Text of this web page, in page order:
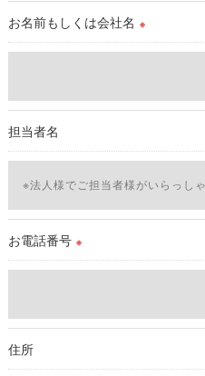
取得した個人情報を第三者に提
外部に委託する場合があります
これらの委託先に対しては個人
適切な監督を行います。
＜個人情報の安全管理＞
当社では、個人情報の漏洩等
理対策を実施します。
をご提供できない場合がござ
＜個人情報の開示･訂正・削除
お名前もしくは会社名 ※
担当者名
お電話番号 ※
住所